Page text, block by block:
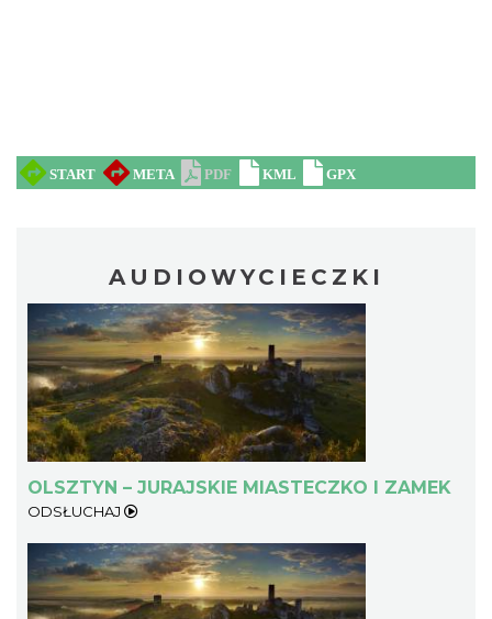
AUDIOWYCIECZKI
OLSZTYN – JURAJSKIE MIASTECZKO I ZAMEK
ODSŁUCHAJ